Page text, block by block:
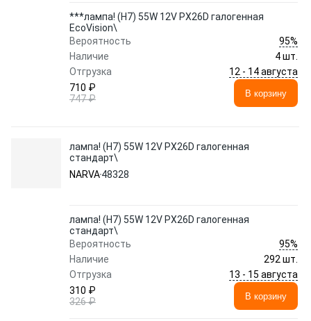
***лампа! (H7) 55W 12V PX26D галогенная
EcoVision\
Вероятность
95%
Наличие
4 шт.
Отгрузка
12 - 14 августа
710 ₽
747 ₽
В корзину
лампа! (H7) 55W 12V PX26D галогенная
стандарт\
NARVA48328
лампа! (H7) 55W 12V PX26D галогенная
стандарт\
Вероятность
95%
Наличие
292 шт.
Отгрузка
13 - 15 августа
310 ₽
326 ₽
В корзину